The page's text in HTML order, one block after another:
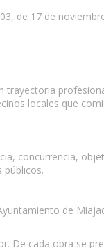
de 17 de
trayectoria
locales que
concurrencia,
públicos.
de
De cada obra se